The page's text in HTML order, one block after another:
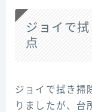
ジョイで
点
ジョイで拭き掃
りましたが、台